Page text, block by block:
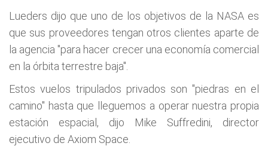
Lueders dijo que uno de los objetivos de la NASA es
que sus proveedores tengan otros clientes aparte de
la agencia "para hacer crecer una economía comercial
en la órbita terrestre baja".
Estos vuelos tripulados privados son "piedras en el
camino" hasta que lleguemos a operar nuestra propia
estación espacial, dijo Mike Suffredini, director
ejecutivo de Axiom Space.